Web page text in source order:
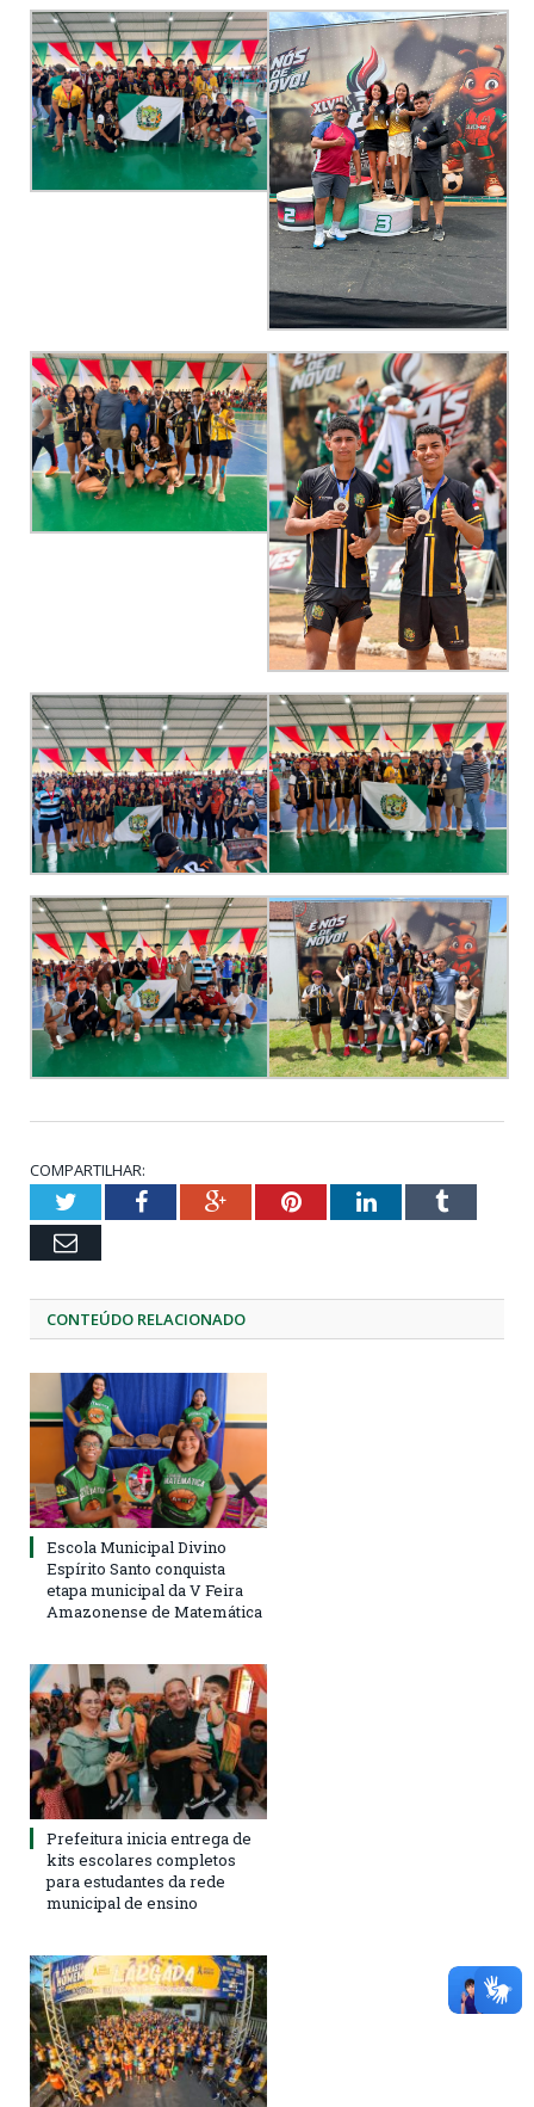
COMPARTILHAR:
TwitterFacebookGoogle+PinterestLinkedInTumblr
Email
CONTEÚDO RELACIONADO
Escola Municipal Divino
Espírito Santo conquista
etapa municipal da V Feira
Amazonense de Matemática
Prefeitura inicia entrega de
kits escolares completos
para estudantes da rede
municipal de ensino